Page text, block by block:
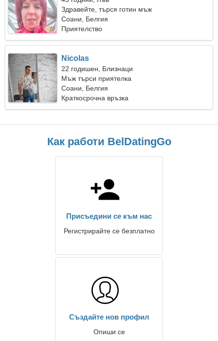
Здравейте, търся готин мъж
Соани, Белгия
Приятелство
Nicolas
22 годишен, Близнаци
Мъж търси приятелка
Соани, Белгия
Краткосрочна връзка
Как работи BelDatingGo
Присъедини се към нас
Регистрирайте се безплатно
Създайте нов профил
Опиши се